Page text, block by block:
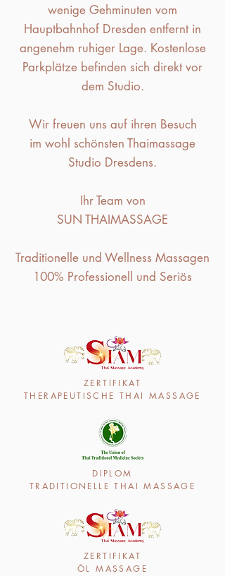
wenige Gehminuten vom
Hauptbahnhof Dresden entfernt in
angenehm ruhiger Lage. Kostenlose
Parkplätze befinden sich direkt vor
dem Studio.
Wir freuen uns auf ihren Besuch
im wohl schönsten Thaimassage
Studio Dresdens.
Ihr Team von
SUN THAIMASSAGE
Traditionelle und Wellness Massagen
100% ​Professionell und Seriös
ZERTIFIKAT
THERAPEUTISCHE THAI MASSAGE
DIPLOM
TRADITIONELLE THAI MASSAGE
ZERTIFIKAT
ÖL MASSAGE